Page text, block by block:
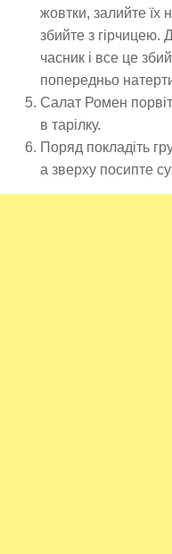
жовтки, залийте їх
збийте з гірчицею.
часник і все це
попередньо
Салат Ромен
в тарілку.
Поряд покладіть
а зверху посипте